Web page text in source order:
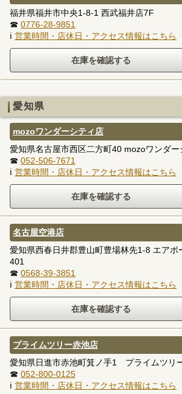
福井県福井市中央1-8-1 西武福井店7F
☎ 0776-28-9851
ℹ 営業時間・店休日・アクセス情報はこちら
愛知県
mozoワンダーシティ店
愛知県名古屋市西区二方町40 mozoワンダー
☎ 052-506-7671
ℹ 営業時間・店休日・アクセス情報はこちら
名古屋空港店
愛知県西春日井郡豊山町豊場林先1-8 エアポ
401
☎ 0568-39-3851
ℹ 営業時間・店休日・アクセス情報はこちら
プライムツリー赤池店
愛知県日進市赤池町箕ノ手1 プライムツリ
☎ 052-800-0125
ℹ 営業時間・店休日・アクセス情報はこちら